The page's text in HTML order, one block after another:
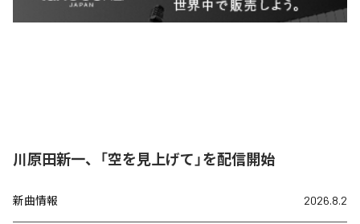
川原田新一、「空を見上げて」を配信開始
新曲情報 2026.8.2